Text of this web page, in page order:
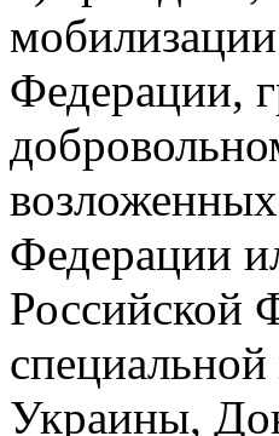
Федерации,
Федерации
Российской
Украины,